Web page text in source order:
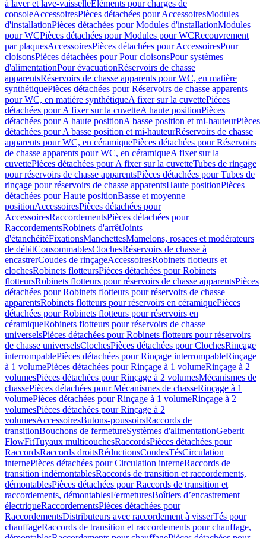
à laver et lave-vaisselleEléments pour charges de
consoleAccessoiresPièces détachées pour AccessoiresModules
d'installationPièces détachées pour Modules d'installationModules
pour WCPièces détachées pour Modules pour WCRecouvrement
par plaquesAccessoiresPièces détachées pour AccessoiresPour
cloisonsPièces détachées pour Pour cloisonsPour systèmes
d'alimentationPour évacuationRéservoirs de chasse
apparentsRéservoirs de chasse apparents pour WC, en matière
synthétiquePièces détachées pour Réservoirs de chasse apparents
pour WC, en matière synthétiqueA fixer sur la cuvettePièces
détachées pour A fixer sur la cuvetteA haute positionPièces
détachées pour A haute positionA basse position et mi-hauteurPièces
détachées pour A basse position et mi-hauteurRéservoirs de chasse
apparents pour WC, en céramiquePièces détachées pour Réservoirs
de chasse apparents pour WC, en céramiqueA fixer sur la
cuvettePièces détachées pour A fixer sur la cuvetteTubes de rinçage
pour réservoirs de chasse apparentsPièces détachées pour Tubes de
rinçage pour réservoirs de chasse apparentsHaute positionPièces
détachées pour Haute positionBasse et moyenne
positionAccessoiresPièces détachées pour
AccessoiresRaccordementsPièces détachées pour
RaccordementsRobinets d'arrêtJoints
d'étanchéitéFixationsManchettesMamelons, rosaces et modérateurs
de débitConsommablesClochesRéservoirs de chasse à
encastrerCoudes de rinçageAccessoiresRobinets flotteurs et
clochesRobinets flotteursPièces détachées pour Robinets
flotteursRobinets flotteurs pour réservoirs de chasse apparentsPièces
détachées pour Robinets flotteurs pour réservoirs de chasse
apparentsRobinets flotteurs pour réservoirs en céramiquePièces
détachées pour Robinets flotteurs pour réservoirs en
céramiqueRobinets flotteurs pour réservoirs de chasse
universelsPièces détachées pour Robinets flotteurs pour réservoirs
de chasse universelsClochesPièces détachées pour ClochesRinçage
interrompablePièces détachées pour Rinçage interrompableRinçage
à 1 volumePièces détachées pour Rinçage à 1 volumeRinçage à 2
volumesPièces détachées pour Rinçage à 2 volumesMécanismes de
chassePièces détachées pour Mécanismes de chasseRinçage à 1
volumePièces détachées pour Rinçage à 1 volumeRinçage à 2
volumesPièces détachées pour Rinçage à 2
volumesAccessoiresButons-poussoirsRaccords de
transitionBouchons de fermetureSystèmes d'alimentationGeberit
FlowFitTuyaux multicouchesRaccordsPièces détachées pour
RaccordsRaccords droitsRéductionsCoudesTésCirculation
internePièces détachées pour Circulation interneRaccords de
transition indémontablesRaccords de transition et raccordements,
démontablesPièces détachées pour Raccords de transition et
raccordements, démontablesFermeturesBoîtiers d’encastrement
électriqueRaccordementsPièces détachées pour
RaccordementsDistributeurs avec raccordement à visserTés pour
chauffageRaccords de transition et raccordements pour chauffage,